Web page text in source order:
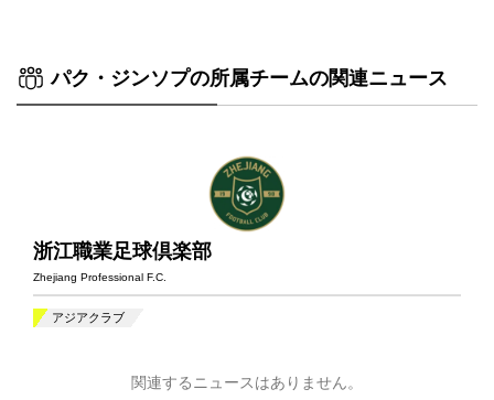
パク・ジンソプの所属チームの関連ニュース
浙江職業足球倶楽部
Zhejiang Professional F.C.
アジアクラブ
関連するニュースはありません。